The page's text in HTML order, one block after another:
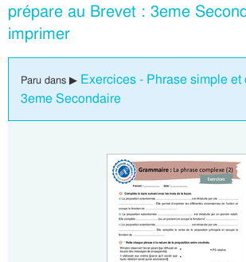
prépare au Brevet : 3eme
imprimer
Paru dans ▶ Exercices - Phrase simple et
3eme Secondaire